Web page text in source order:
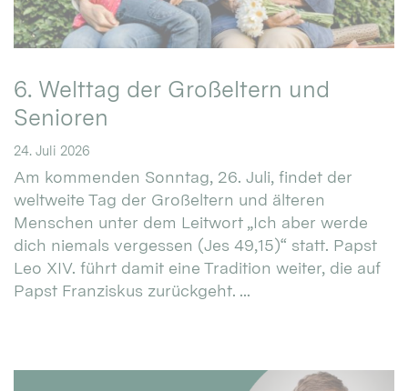
6. Welttag der Großeltern und
Senioren
24. Juli 2026
Am kommenden Sonntag, 26. Juli, findet der
weltweite Tag der Großeltern und älteren
Menschen unter dem Leitwort „Ich aber werde
dich niemals vergessen (Jes 49,15)“ statt. Papst
Leo XIV. führt damit eine Tradition weiter, die auf
Papst Franziskus zurückgeht. ...